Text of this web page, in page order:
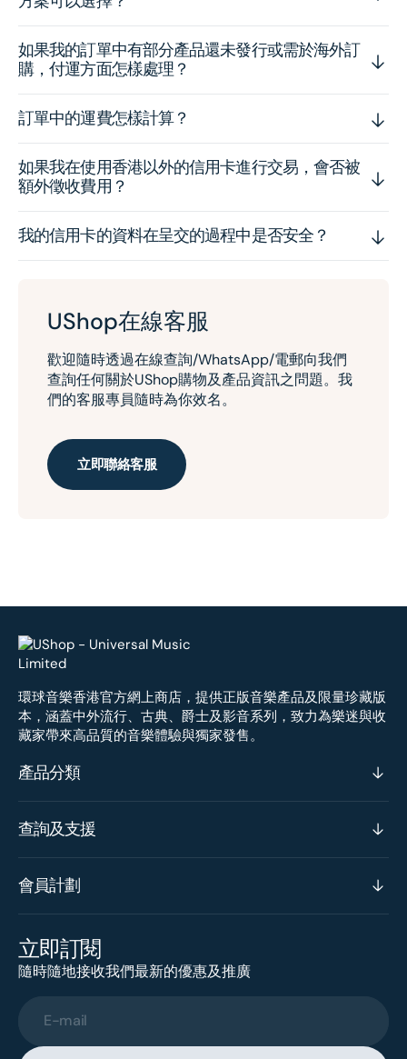
如果我的訂單中有部分產品還未發行或需於海外訂
購，付運方面怎樣處理？
訂單中的運費怎樣計算？
如果我在使用香港以外的信用卡進行交易，會否被
額外徵收費用？
我的信用卡的資料在呈交的過程中是否安全？
UShop在線客服
歡迎隨時透過在線查詢/WhatsApp/電郵向我們
查詢任何關於UShop購物及產品資訊之問題。我
們的客服專員隨時為你效名。
立即聯絡客服
環球音樂香港官方網上商店，提供正版音樂產品及限量珍藏版
本，涵蓋中外流行、古典、爵士及影音系列，致力為樂迷與收
藏家帶來高品質的音樂體驗與獨家發售。
產品分類
查詢及支援
會員計劃
立即訂閱
隨時隨地接收我們最新的優惠及推廣
E-mail